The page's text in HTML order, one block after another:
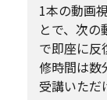
1本の動画
とで、次の
で即座に反
修時間は数
受講いただ